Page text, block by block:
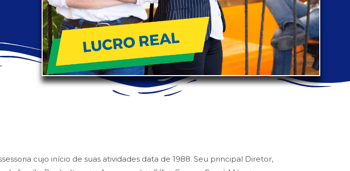
cujo início de suas atividades data de 1988. Seu principal Diretor,